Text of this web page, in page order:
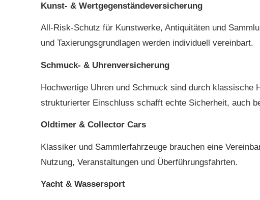
Kunst- & Wertgegenständeversicherung
All-Risk-Schutz für Kunstwerke, Antiquitäten und
und Taxierungsgrundlagen werden individuell vereinbart.
Schmuck- & Uhrenversicherung
Hochwertige Uhren und Schmuck sind durch klassische
strukturierter Einschluss schafft echte Sicherheit, auch
Oldtimer & Collector Cars
Klassiker und Sammlerfahrzeuge brauchen eine
Nutzung, Veranstaltungen und Überführungsfahrten.
Yacht & Wassersport